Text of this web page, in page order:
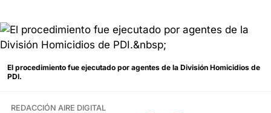
El procedimiento fue ejecutado por agentes de la División Homicidios de
PDI.
REDACCIÓN AIRE DIGITAL